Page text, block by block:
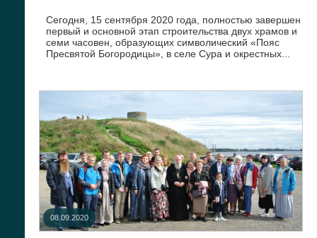
Сегодня, 15 сентября 2020 года, полностью завершен
первый и основной этап строительства двух храмов и
семи часовен, образующих символический «Пояс
Пресвятой Богородицы», в селе Сура и окрестных...
08.09.2020